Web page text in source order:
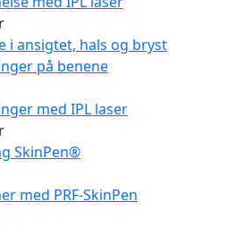
i ansigtet, hals og bryst
på benene
med IPL laser
SkinPen®
med PRF-SkinPen